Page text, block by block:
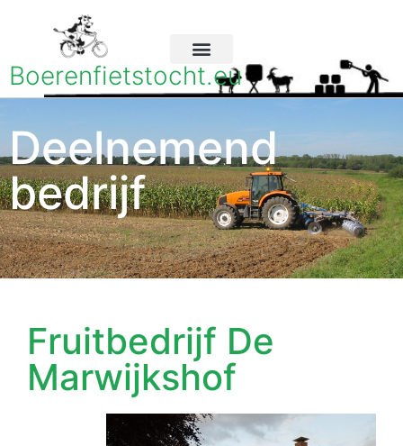
Boerenfietstocht.eu
Deelnemend
bedrijf
Fruitbedrijf De
Marwijkshof